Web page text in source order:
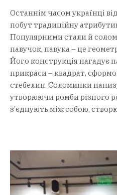
Останнім часом українці
побут традиційну
Популярними стали й
павучок, павука – це
Його конструкція нагадує
прикраси – квадрат,
стебелин. Соломинки
утворюючи ромби різного
з’єднують між собою,